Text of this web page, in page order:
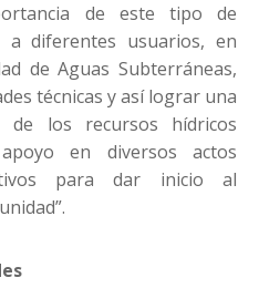
de este tipo de
a diferentes usuarios, en
de Aguas Subterráneas,
técnicas y así lograr una
de los recursos hídricos
en diversos actos
para dar inicio al